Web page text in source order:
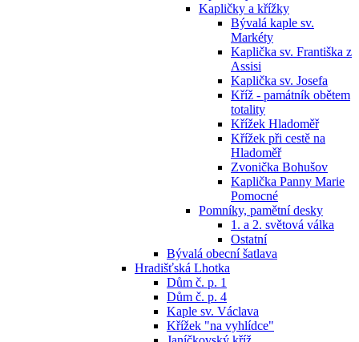
Kapličky a křížky
Bývalá kaple sv.
Markéty
Kaplička sv. Františka z
Assisi
Kaplička sv. Josefa
Kříž - památník obětem
totality
Křížek Hladoměř
Křížek při cestě na
Hladoměř
Zvonička Bohušov
Kaplička Panny Marie
Pomocné
Pomníky, pamětní desky
1. a 2. světová válka
Ostatní
Bývalá obecní šatlava
Hradišťská Lhotka
Dům č. p. 1
Dům č. p. 4
Kaple sv. Václava
Křížek "na vyhlídce"